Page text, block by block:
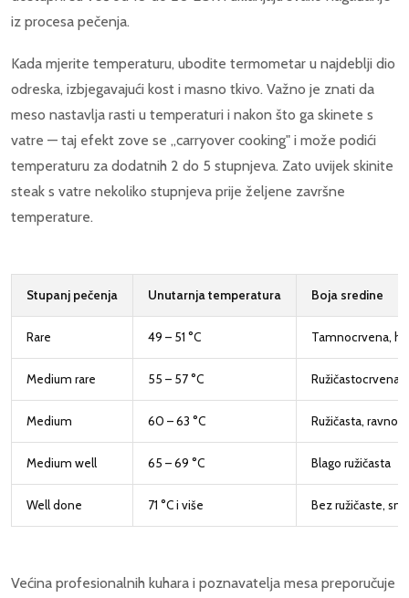
iz procesa pečenja.
Kada mjerite temperaturu, ubodite termometar u najdeblji dio
odreska, izbjegavajući kost i masno tkivo. Važno je znati da
meso nastavlja rasti u temperaturi i nakon što ga skinete s
vatre — taj efekt zove se „carryover cooking" i može podići
temperaturu za dodatnih 2 do 5 stupnjeva. Zato uvijek skinite
steak s vatre nekoliko stupnjeva prije željene završne
temperature.
Stupanj pečenja Unutarnja temperatura Boja sredine
Rare 49 – 51 °C Tamnocrvena,
Medium rare 55 – 57 °C Ružičastocrvena,
Medium 60 – 63 °C Ružičasta,
Medium well 65 – 69 °C Blago ružičasta
Well done 71 °C i više Bez ružičaste,
Većina profesionalnih kuhara i poznavatelja mesa preporučuje